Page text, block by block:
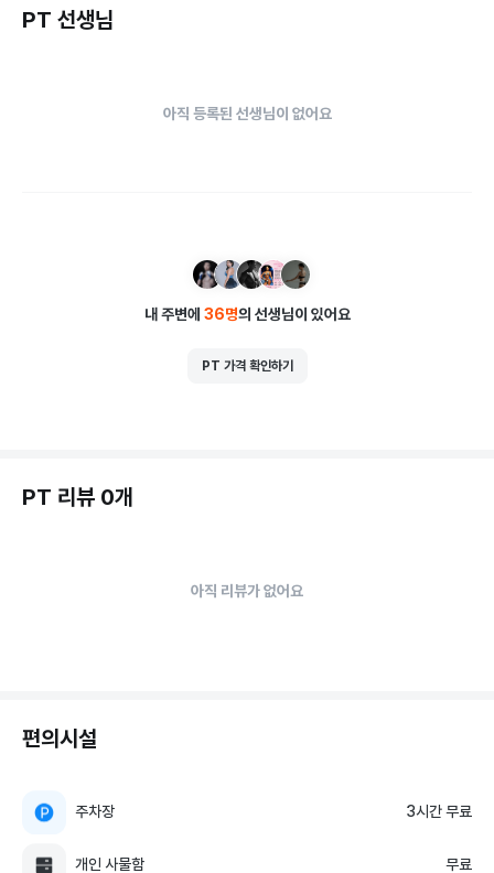
PT 선생님
아직 등록된 선생님이 없어요
내 주변에 36명의 선생님이 있어요
PT 가격 확인하기
PT 리뷰 0개
아직 리뷰가 없어요
편의시설
주차장 3시간 무료
개인 사물함 무료